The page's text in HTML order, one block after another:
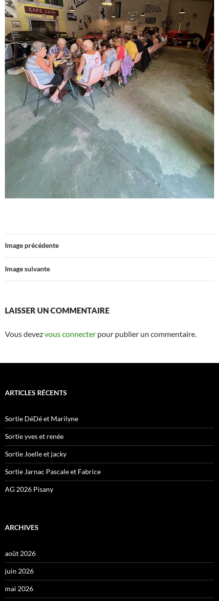
Image précédente
Image suivante
LAISSER UN COMMENTAIRE
Vous devezvous connecter pour publier un commentaire.
ARTICLES RÉCENTS
Sortie DéDé et Marilyne
Sortie yves et renée
Sortie Joelle et jacky
Sortie Jarnac Pascale et Fabrice
AG 2026 Pisany
ARCHIVES
août 2026
juin 2026
mai 2026